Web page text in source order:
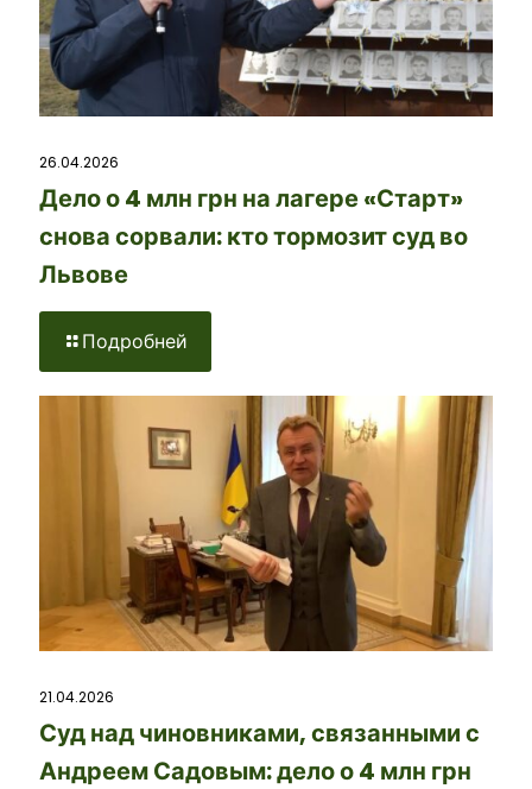
26.04.2026
Дело о 4 млн грн на лагере «Старт»
снова сорвали: кто тормозит суд во
Львове
Подробней
21.04.2026
Суд над чиновниками, связанными с
Андреем Садовым: дело о 4 млн грн